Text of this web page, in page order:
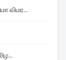
விமர...